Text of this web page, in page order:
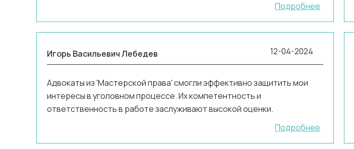
Подробнее
Игорь Васильевич Лебедев 12-04-2024
Адвокаты из 'Мастерской права' смогли эффективно защитить мои
интересы в уголовном процессе. Их компетентность и
ответственность в работе заслуживают высокой оценки.
Подробнее